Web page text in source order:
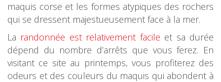
maquis corse et les formes atypiques des rochers
qui se dressent majestueusement face à la mer.
La randonnée est relativement facile et sa durée
dépend du nombre d’arrêts que vous ferez. En
visitant ce site au printemps, vous profiterez des
odeurs et des couleurs du maquis qui abondent à